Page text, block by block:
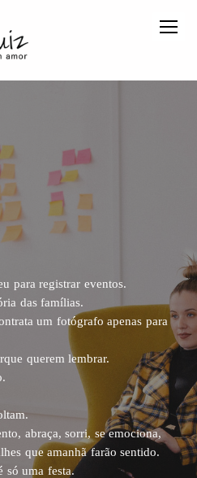
para registrar eventos.
das famílias.
um fotógrafo apenas para
querem lembrar.
abraça, sorri, se emociona,
que amanhã farão sentido.
só uma festa.